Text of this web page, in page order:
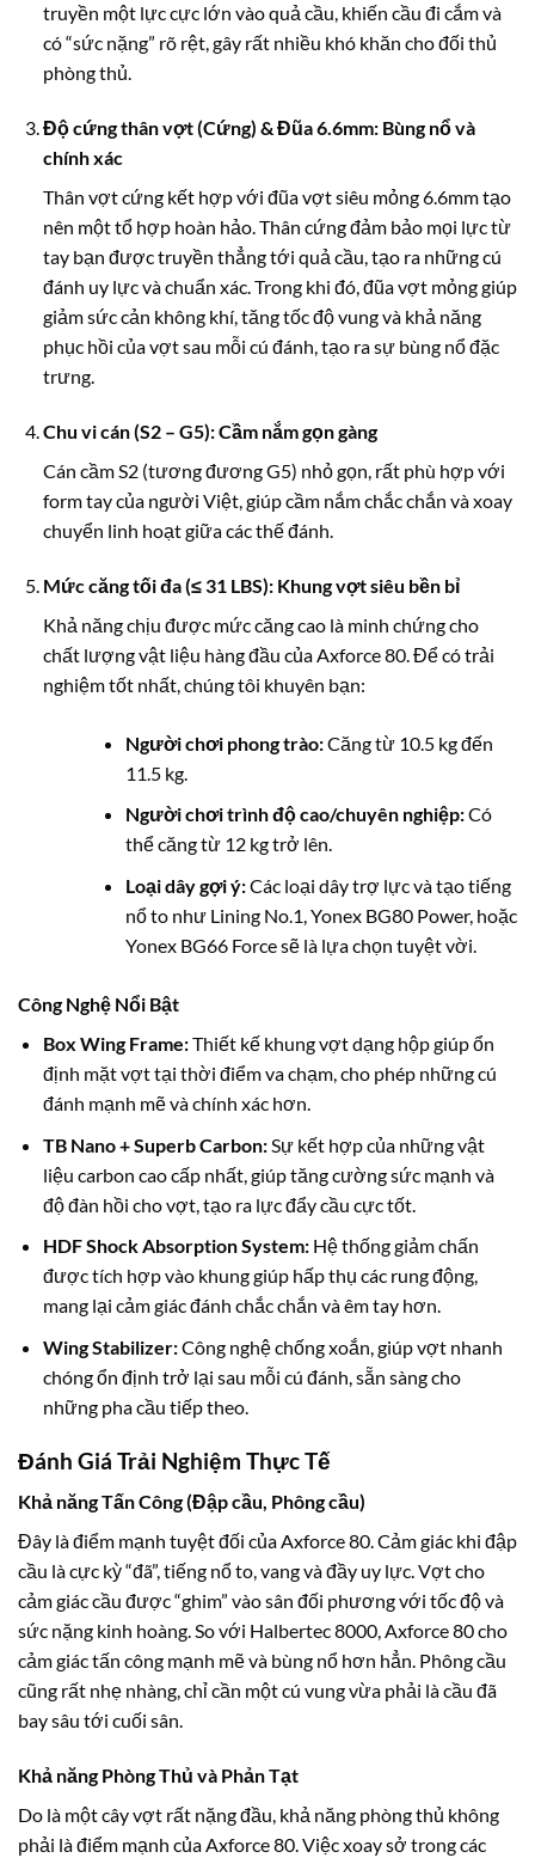
truyền một lực cực lớn vào quả cầu, khiến cầu đi cắm và
có “sức nặng” rõ rệt, gây rất nhiều khó khăn cho đối thủ
phòng thủ.
Độ cứng thân vợt (Cứng) & Đũa 6.6mm: Bùng nổ và
chính xác
Thân vợt cứng kết hợp với đũa vợt siêu mỏng 6.6mm tạo
nên một tổ hợp hoàn hảo. Thân cứng đảm bảo mọi lực từ
tay bạn được truyền thẳng tới quả cầu, tạo ra những cú
đánh uy lực và chuẩn xác. Trong khi đó, đũa vợt mỏng giúp
giảm sức cản không khí, tăng tốc độ vung và khả năng
phục hồi của vợt sau mỗi cú đánh, tạo ra sự bùng nổ đặc
trưng.
Chu vi cán (S2 – G5): Cầm nắm gọn gàng
Cán cầm S2 (tương đương G5) nhỏ gọn, rất phù hợp với
form tay của người Việt, giúp cầm nắm chắc chắn và xoay
chuyển linh hoạt giữa các thế đánh.
Mức căng tối đa (≤ 31 LBS): Khung vợt siêu bền bỉ
Khả năng chịu được mức căng cao là minh chứng cho
chất lượng vật liệu hàng đầu của Axforce 80. Để có trải
nghiệm tốt nhất, chúng tôi khuyên bạn:
Người chơi phong trào:Căng từ 10.5 kg đến
11.5 kg.
Người chơi trình độ cao/chuyên nghiệp:Có
thể căng từ 12 kg trở lên.
Loại dây gợi ý:Các loại dây trợ lực và tạo tiếng
nổ to như Lining No.1, Yonex BG80 Power, hoặc
Yonex BG66 Force sẽ là lựa chọn tuyệt vời.
Công Nghệ Nổi Bật
Box Wing Frame:Thiết kế khung vợt dạng hộp giúp ổn
định mặt vợt tại thời điểm va chạm, cho phép những cú
đánh mạnh mẽ và chính xác hơn.
TB Nano + Superb Carbon:Sự kết hợp của những vật
liệu carbon cao cấp nhất, giúp tăng cường sức mạnh và
độ đàn hồi cho vợt, tạo ra lực đẩy cầu cực tốt.
HDF Shock Absorption System:Hệ thống giảm chấn
được tích hợp vào khung giúp hấp thụ các rung động,
mang lại cảm giác đánh chắc chắn và êm tay hơn.
Wing Stabilizer:Công nghệ chống xoắn, giúp vợt nhanh
chóng ổn định trở lại sau mỗi cú đánh, sẵn sàng cho
những pha cầu tiếp theo.
Đánh Giá Trải Nghiệm Thực Tế
Khả năng Tấn Công (Đập cầu, Phông cầu)
Đây là điểm mạnh tuyệt đối của Axforce 80. Cảm giác khi đập
cầu là cực kỳ “đã”, tiếng nổ to, vang và đầy uy lực. Vợt cho
cảm giác cầu được “ghim” vào sân đối phương với tốc độ và
sức nặng kinh hoàng. So với Halbertec 8000, Axforce 80 cho
cảm giác tấn công mạnh mẽ và bùng nổ hơn hẳn. Phông cầu
cũng rất nhẹ nhàng, chỉ cần một cú vung vừa phải là cầu đã
bay sâu tới cuối sân.
Khả năng Phòng Thủ và Phản Tạt
Do là một cây vợt rất nặng đầu, khả năng phòng thủ không
phải là điểm mạnh của Axforce 80. Việc xoay sở trong các